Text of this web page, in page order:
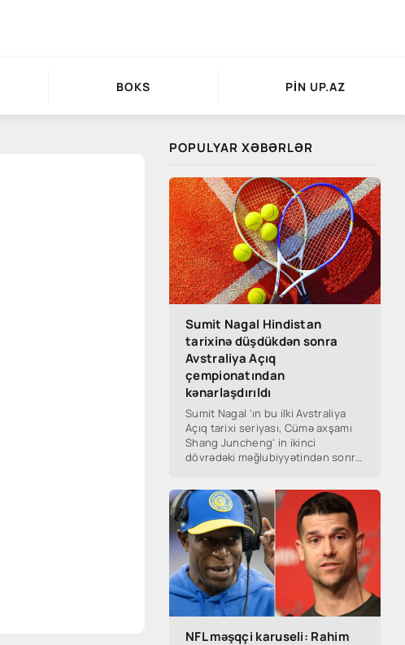
BOKS PIN UP.AZ
POPULYAR XƏBƏRLƏR
Sumit Nagal Hindistan
tarixinə düşdükdən sonra
Avstraliya Açıq
çempionatından
kənarlaşdırıldı
Sumit Nagal 'ın bu ilki Avstraliya
Açıq tarixi seriyası, Cümə axşamı
Shang Juncheng' in ikinci
dövrədəki məğlubiyyətindən sonra
NFL məşqçi karuseli: Rahim